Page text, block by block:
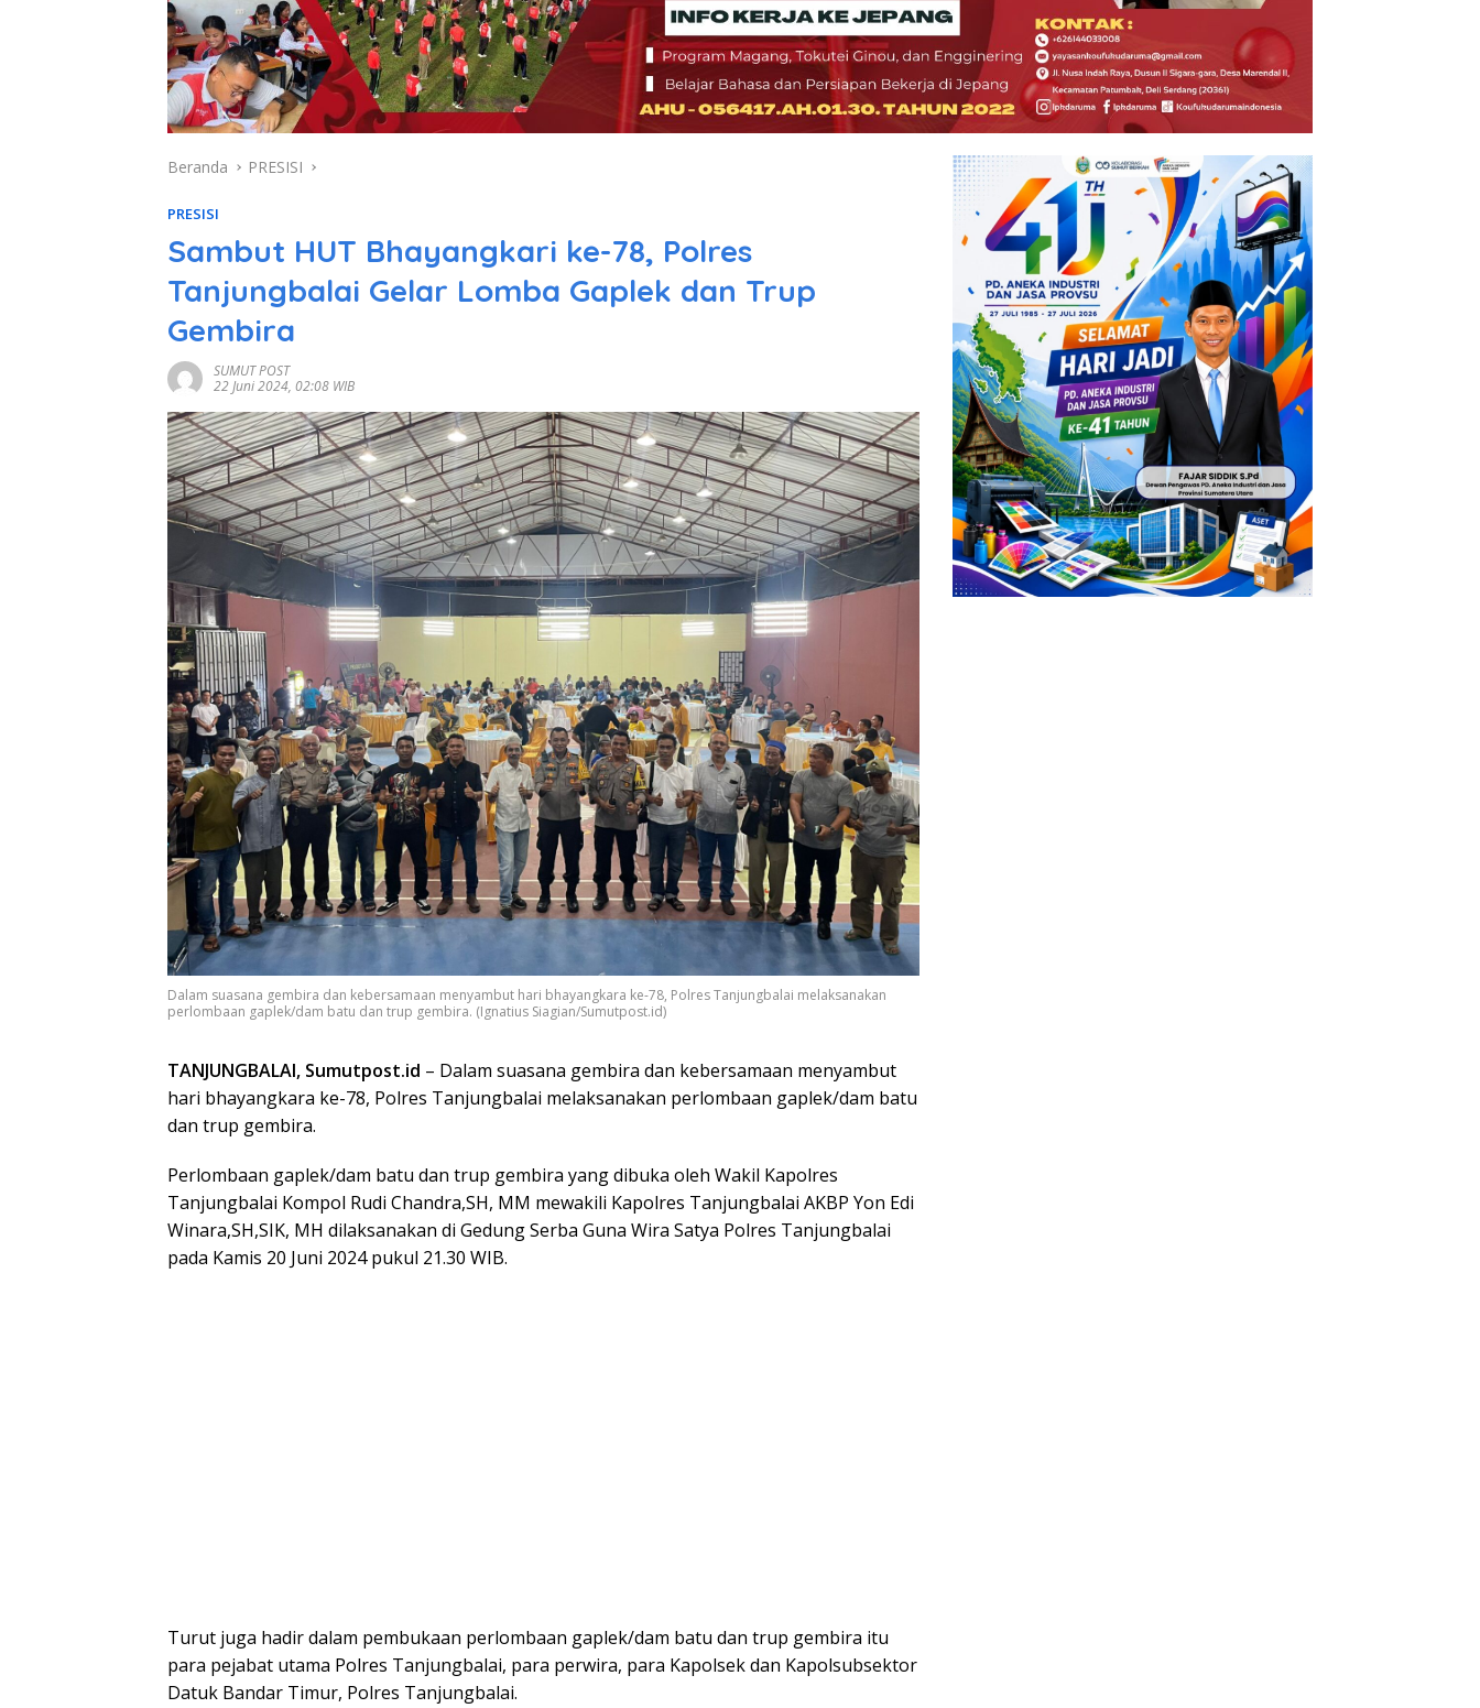
Beranda PRESISI
PRESISI
Sambut HUT Bhayangkari ke-78, Polres
Tanjungbalai Gelar Lomba Gaplek dan Trup
Gembira
SUMUT POST
22 Juni 2024, 02:08 WIB
Dalam suasana gembira dan kebersamaan menyambut hari bhayangkara ke-78, Polres Tanjungbalai melaksanakan
perlombaan gaplek/dam batu dan trup gembira. (Ignatius Siagian/Sumutpost.id)
TANJUNGBALAI, Sumutpost.id – Dalam suasana gembira dan kebersamaan menyambut
hari bhayangkara ke-78, Polres Tanjungbalai melaksanakan perlombaan gaplek/dam batu
dan trup gembira.
Perlombaan gaplek/dam batu dan trup gembira yang dibuka oleh Wakil Kapolres
Tanjungbalai Kompol Rudi Chandra,SH, MM mewakili Kapolres Tanjungbalai AKBP Yon Edi
Winara,SH,SIK, MH dilaksanakan di Gedung Serba Guna Wira Satya Polres Tanjungbalai
pada Kamis 20 Juni 2024 pukul 21.30 WIB.
Turut juga hadir dalam pembukaan perlombaan gaplek/dam batu dan trup gembira itu
para pejabat utama Polres Tanjungbalai, para perwira, para Kapolsek dan Kapolsubsektor
Datuk Bandar Timur, Polres Tanjungbalai.